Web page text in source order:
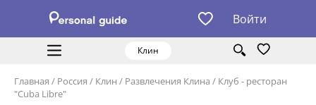
Войти
Клин
Главная / Россия / Клин / Развлечения Клина / Клуб - ресторан
"Cuba Libre"